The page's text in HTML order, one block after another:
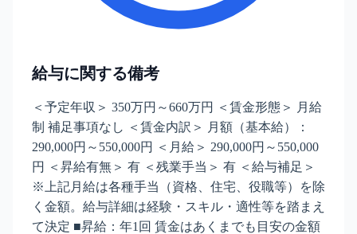
給与に関する備考
＜予定年収＞ 350万円～660万円 ＜賃金形態＞ 月給
制 補足事項なし ＜賃金内訳＞ 月額（基本給）：
290,000円～550,000円 ＜月給＞ 290,000円～550,000
円 ＜昇給有無＞ 有 ＜残業手当＞ 有 ＜給与補足＞
※上記月給は各種手当（資格、住宅、役職等）を除
く金額。給与詳細は経験・スキル・適性等を踏まえ
て決定 ■昇給：年1回 賃金はあくまでも目安の金額